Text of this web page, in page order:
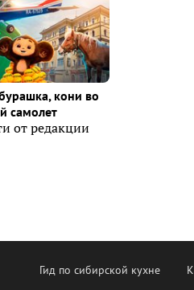
кони во
самолет
от редакции
Гид по сибирской кухне